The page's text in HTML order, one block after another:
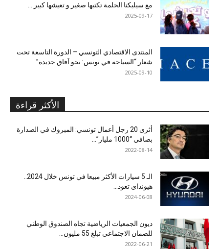
مع سيليكتا الحلمة تكتبها صغير و تعيشها كبير …
2025-09-17
المنتدى الاقتصادي التونسي – الدورة التاسعة تحت
شعار “السياحة في تونس: نحو آفاق جديدة”
2025-09-10
الأكثر قراءة
أثرى 20 رجل أعمال تونسي: المبروك في الصدارة
بصافي “1000 مليار”...
2022-08-14
هيونداي تعود...
2024-06-08
ديون الجمعيات الرياضية تجاه الصندوق الوطني
للضمان الاجتماعي تبلغ 55 مليون...
2022-06-21